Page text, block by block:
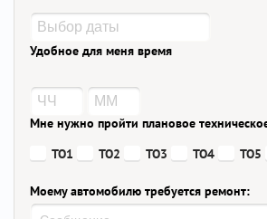
Удобное для меня время
Мне нужно пройти плановое
ТО1
ТО2 ТО3 ТО4 ТО5
Моему автомобилю требуется ремонт: